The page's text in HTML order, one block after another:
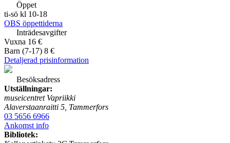
Öppet
ti-sö kl 10-18
OBS öppettiderna
Inträdesavgifter
Vuxna 16 €
Barn (7-17) 8 €
Detaljerad prisinformation
Besöksadress
Utställningar:
museicentret Vapriikki
Alaverstaanraitti 5, Tammerfors
03 5656 6966
Ankomst info
Bibliotek: